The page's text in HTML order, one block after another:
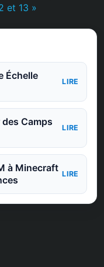
et 13 »
Échelle
LIRE
Camps
LIRE
à Minecraft
LIRE